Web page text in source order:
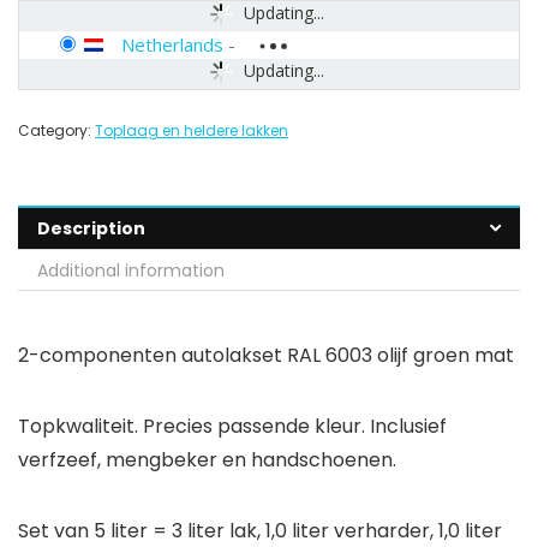
Updating...
Updating...
Netherlands -
Category: Toplaag en heldere lakken
Description
Additional information
2-componenten autolakset RAL 6003 olijf groen mat
Topkwaliteit. Precies passende kleur. Inclusief
verfzeef, mengbeker en handschoenen.
Set van 5 liter = 3 liter lak, 1,0 liter verharder, 1,0 liter